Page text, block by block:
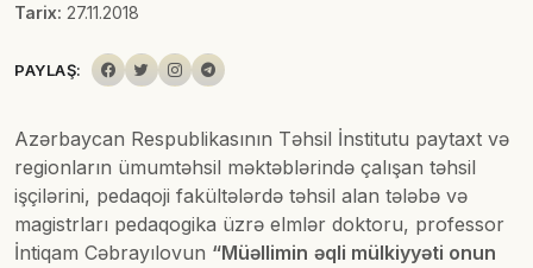
Tarix: 27.11.2018
PAYLAŞ:
Azərbaycan Respublikasının Təhsil İnstitutu paytaxt və
regionların ümumtəhsil məktəblərində çalışan təhsil
işçilərini, pedaqoji fakültələrdə təhsil alan tələbə və
magistrları pedaqogika üzrə elmlər doktoru, professor
İntiqam Cəbrayılovun “Müəllimin əqli mülkiyyəti onun